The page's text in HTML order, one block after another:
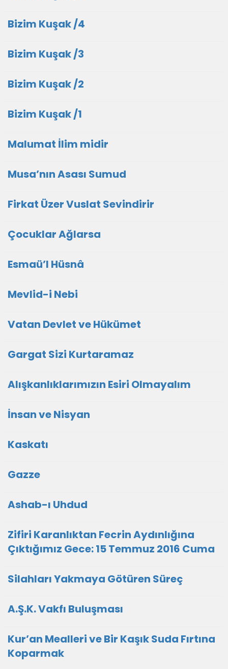
Bizim Kuşak /4
Bizim Kuşak /3
Bizim Kuşak /2
Bizim Kuşak /1
Malumat İlim midir
Musa’nın Asası Sumud
Firkat Üzer Vuslat Sevindirir
Çocuklar Ağlarsa
Esmaü’l Hüsnâ
Mevlid-i Nebi
Vatan Devlet ve Hükümet
Gargat Sizi Kurtaramaz
Alışkanlıklarımızın Esiri Olmayalım
İnsan ve Nisyan
Kaskatı
Gazze
Ashab-ı Uhdud
Zifiri Karanlıktan Fecrin Aydınlığına
Çıktığımız Gece: 15 Temmuz 2016 Cuma
Silahları Yakmaya Götüren Süreç
A.Ş.K. Vakfı Buluşması
Kur’an Mealleri ve Bir Kaşık Suda Fırtına
Koparmak